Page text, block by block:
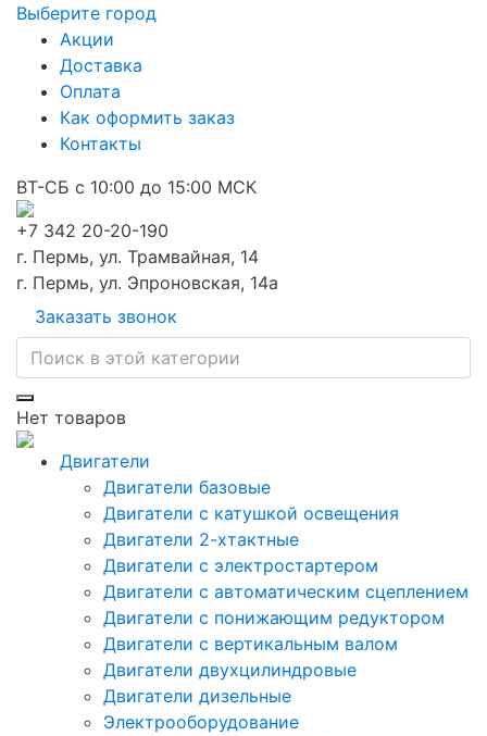
Выберите город
Акции
Доставка
Оплата
Как оформить заказ
Контакты
ВТ-СБ с 10:00 до 15:00 МСК
+7 342 20-20-190
г. Пермь, ул. Трамвайная, 14
г. Пермь, ул. Эпроновская, 14а
Заказать звонок
Нет товаров
Двигатели
Двигатели базовые
Двигатели с катушкой освещения
Двигатели 2-хтактные
Двигатели с электростартером
Двигатели с автоматическим сцеплением
Двигатели с понижающим редуктором
Двигатели с вертикальным валом
Двигатели двухцилиндровые
Двигатели дизельные
Электрооборудование